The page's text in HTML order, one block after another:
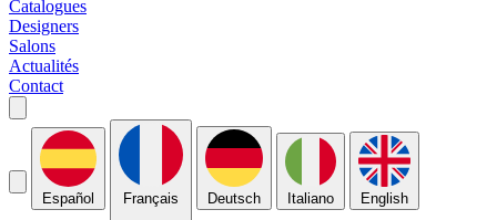
Catalogues
Designers
Salons
Actualités
Contact
Español Français Deutsch Italiano English